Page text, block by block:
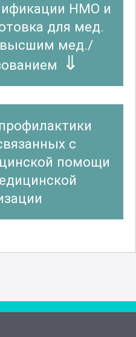
и спортивная
дело
экспертиза
биохимия
НМО и
для мед.
высшим мед./
с
помощи